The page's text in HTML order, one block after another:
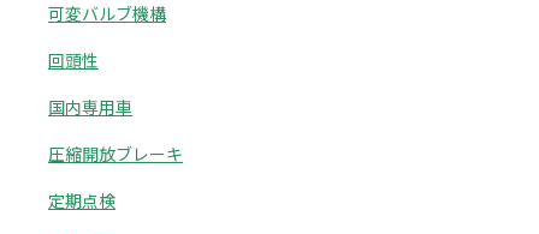
可変バルブ機構
回頭性
国内専用車
圧縮開放ブレーキ
定期点検